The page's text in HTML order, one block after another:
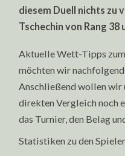
diesem Duell nichts zu
Tschechin von Rang
Aktuelle Wett-Tipps
möchten wir
Anschließend wollen wir
direkten Vergleich noch
das Turnier, den Belag
Statistiken zu den